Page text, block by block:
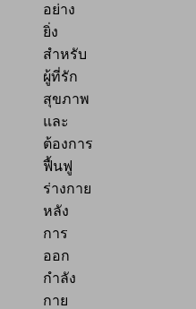
อย่าง
ยิ่ง
สำหรับ
ผู้ที่รัก
สุขภาพ
และ
ต้องการ
ฟื้นฟู
ร่างกาย
หลัง
การ
ออก
กำลัง
กาย